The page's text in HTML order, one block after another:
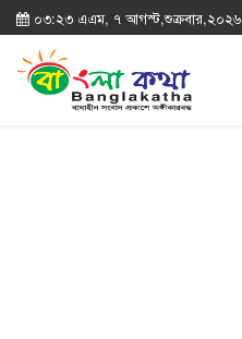
০৩:২৩ এএম, ৭ আগস্ট,শুক্রবার,২০২৬